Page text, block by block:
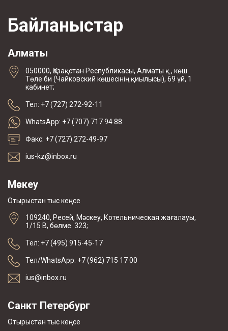
Байланыстар
Алматы
050000, Қазақстан Республикасы, Алматы қ., көш.
Төле би (Чайковский көшесінің қиылысы), 69 үй, 1
кабинет;
Тел: +7 (727) 272-92-11
WhatsApp: +7 (707) 717 94 88
Факс: +7 (727) 272-49-97
ius-kz@inbox.ru
Мәскеу
Отырыстан тыс кеңсе
109240, Ресей, Мәскеу, Котельническая жағалауы,
1/15 В, бөлме. 323;
Тел: +7 (495) 915-45-17
Тел/WhatsApp: +7 (962) 715 17 00
ius@inbox.ru
Санкт Петербург
Отырыстан тыс кеңсе